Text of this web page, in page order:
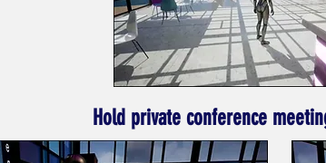
Hold private conference